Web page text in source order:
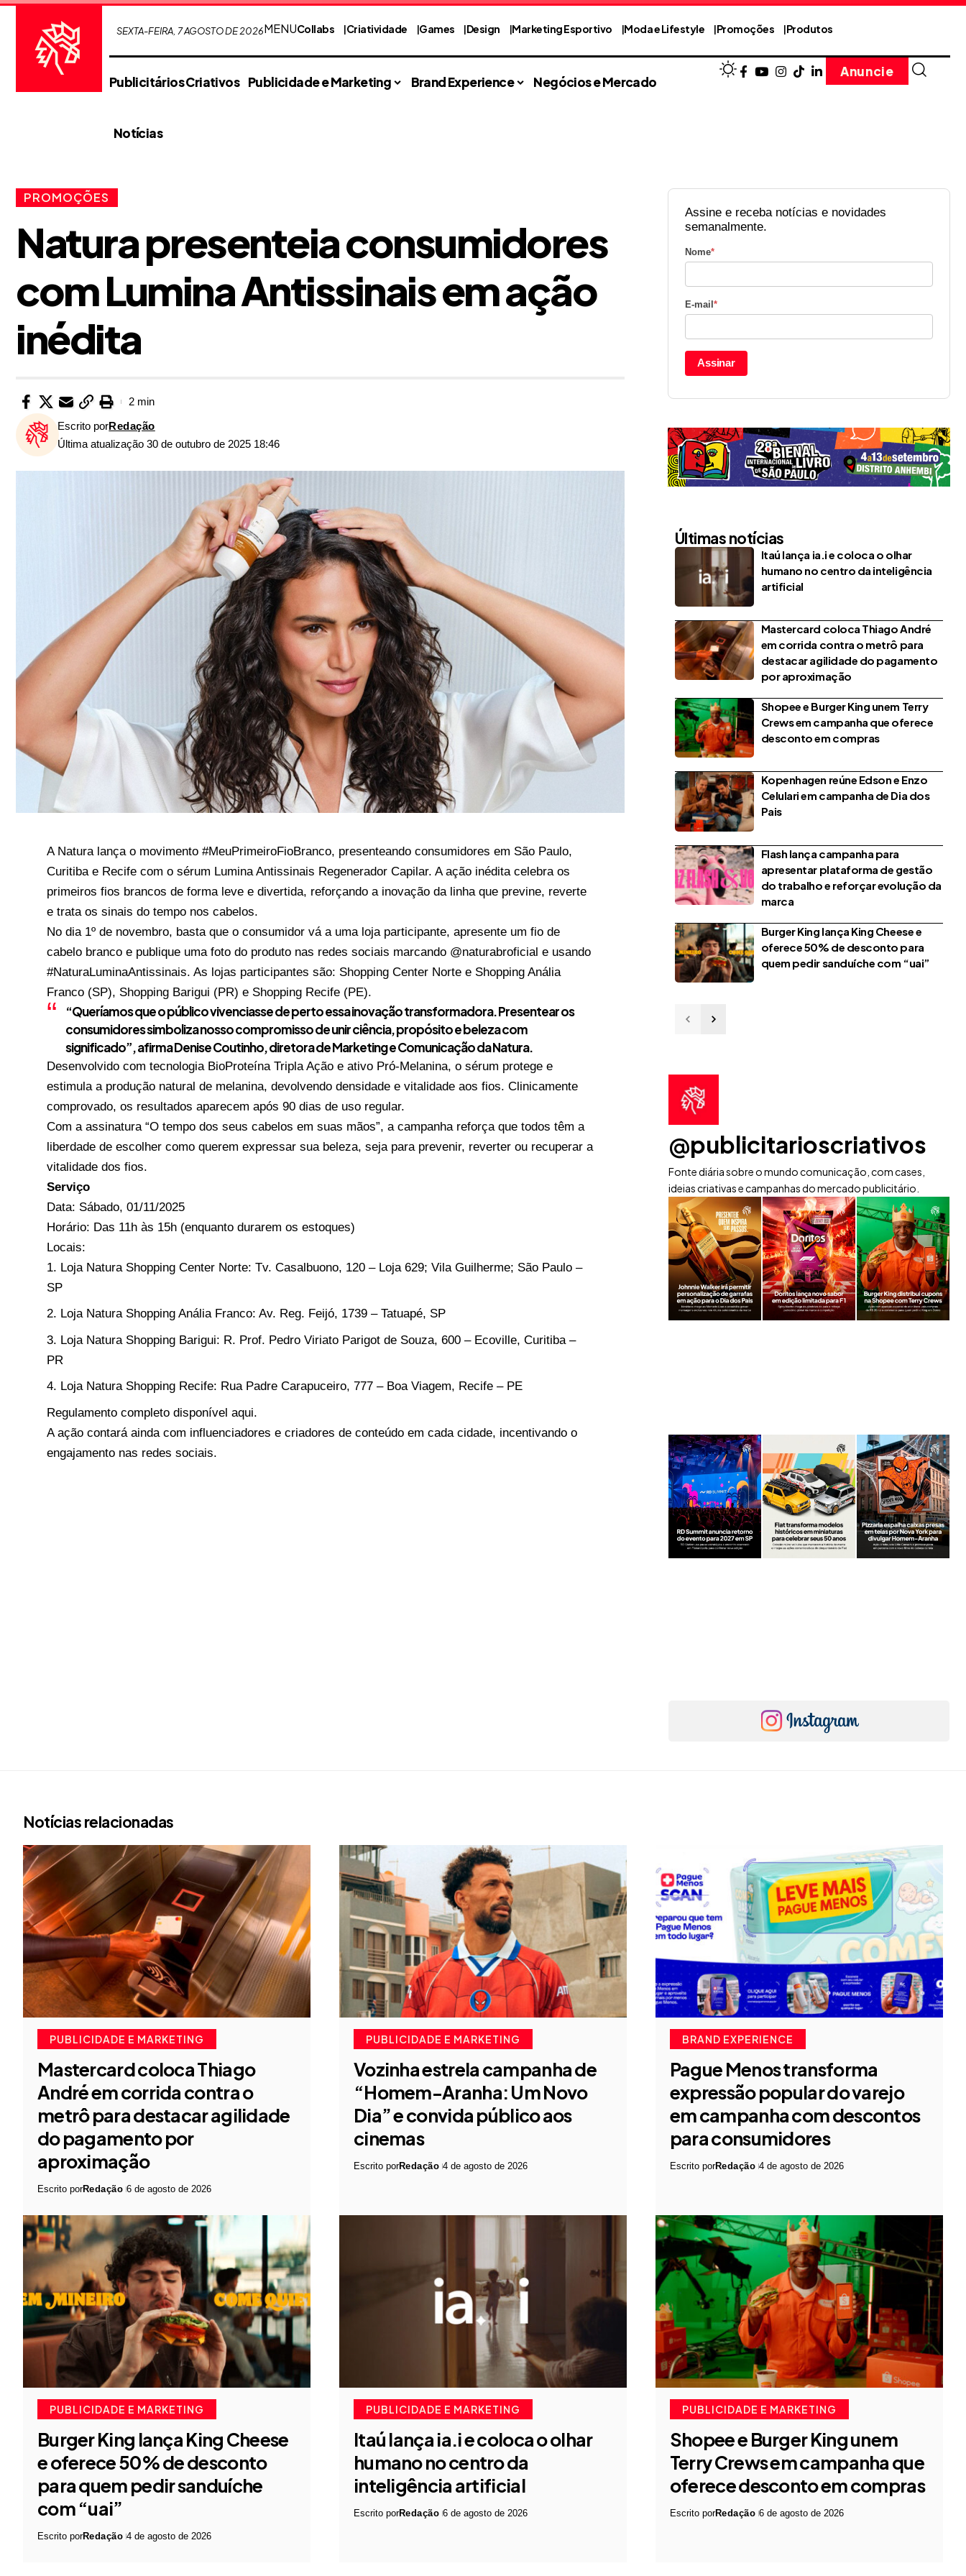
SEXTA-FEIRA, 7 AGOSTO DE 2026MENUCollabs Criatividade Games Design Marketing Esportivo Moda e Lifestyle Promoções Produtos
Publicitários Criativos Publicidade e Marketing Brand Experience Negócios e Mercado
Notícias
Anuncie
PROMOÇÕES
Natura presenteia consumidores
com Lumina Antissinais em ação
inédita
Última atualização 30 de outubro de 2025 18:46
Escrito porRedação
2 min
A Natura lança o movimento #MeuPrimeiroFioBranco, presenteando consumidores em São Paulo,
Curitiba e Recife com o sérum Lumina Antissinais Regenerador Capilar. A ação inédita celebra os
primeiros fios brancos de forma leve e divertida, reforçando a inovação da linha que previne, reverte
e trata os sinais do tempo nos cabelos.
No dia 1º de novembro, basta que o consumidor vá a uma loja participante, apresente um fio de
cabelo branco e publique uma foto do produto nas redes sociais marcando @naturabroficial e usando
#NaturaLuminaAntissinais. As lojas participantes são: Shopping Center Norte e Shopping Anália
Franco (SP), Shopping Barigui (PR) e Shopping Recife (PE).
“Queríamos que o público vivenciasse de perto essa inovação transformadora. Presentear os
consumidores simboliza nosso compromisso de unir ciência, propósito e beleza com
significado”, afirma Denise Coutinho, diretora de Marketing e Comunicação da Natura.
Desenvolvido com tecnologia BioProteína Tripla Ação e ativo Pró-Melanina, o sérum protege e
estimula a produção natural de melanina, devolvendo densidade e vitalidade aos fios. Clinicamente
comprovado, os resultados aparecem após 90 dias de uso regular.
Com a assinatura “O tempo dos seus cabelos em suas mãos”, a campanha reforça que todos têm a
liberdade de escolher como querem expressar sua beleza, seja para prevenir, reverter ou recuperar a
vitalidade dos fios.
Serviço
Data: Sábado, 01/11/2025
Horário: Das 11h às 15h (enquanto durarem os estoques)
Locais:
Loja Natura Shopping Center Norte: Tv. Casalbuono, 120 – Loja 629; Vila Guilherme; São Paulo –
SP
Loja Natura Shopping Anália Franco: Av. Reg. Feijó, 1739 – Tatuapé, SP
Loja Natura Shopping Barigui: R. Prof. Pedro Viriato Parigot de Souza, 600 – Ecoville, Curitiba –
PR
Loja Natura Shopping Recife: Rua Padre Carapuceiro, 777 – Boa Viagem, Recife – PE
Regulamento completo disponívelaqui.
A ação contará ainda com influenciadores e criadores de conteúdo em cada cidade, incentivando o
engajamento nas redes sociais.
Assine e receba notícias e novidades
semanalmente.
Nome*
E-mail *
Assinar
Últimas notícias
Itaú lança ia.i e coloca o olhar
humano no centro da inteligência
artificial
Mastercard coloca Thiago André
em corrida contra o metrô para
destacar agilidade do pagamento
por aproximação
Shopee e Burger King unem Terry
Crews em campanha que oferece
desconto em compras
Kopenhagen reúne Edson e Enzo
Celulari em campanha de Dia dos
Pais
Flash lança campanha para
apresentar plataforma de gestão
do trabalho e reforçar evolução da
marca
Burger King lança King Cheese e
oferece 50% de desconto para
quem pedir sanduíche com “uai”
@publicitarioscriativos
Fonte diária sobre o mundo comunicação, com cases,
ideias criativas e campanhas do mercado publicitário.
Notícias relacionadas
PUBLICIDADE E MARKETING
Mastercard coloca Thiago
André em corrida contra o
metrô para destacar agilidade
do pagamento por
aproximação
Escrito porRedação 6 de agosto de 2026
PUBLICIDADE E MARKETING
Vozinha estrela campanha de
“Homem-Aranha: Um Novo
Dia” e convida público aos
cinemas
Escrito porRedação 4 de agosto de 2026
BRAND EXPERIENCE
Pague Menos transforma
expressão popular do varejo
em campanha com descontos
para consumidores
Escrito porRedação 4 de agosto de 2026
PUBLICIDADE E MARKETING
Burger King lança King Cheese
e oferece 50% de desconto
para quem pedir sanduíche
com “uai”
Escrito porRedação 4 de agosto de 2026
PUBLICIDADE E MARKETING
Itaú lança ia.i e coloca o olhar
humano no centro da
inteligência artificial
Escrito porRedação 6 de agosto de 2026
PUBLICIDADE E MARKETING
Shopee e Burger King unem
Terry Crews em campanha que
oferece desconto em compras
Escrito porRedação 6 de agosto de 2026